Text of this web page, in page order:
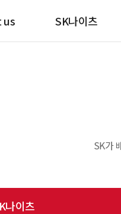
us SK나이츠
SK가
나이츠